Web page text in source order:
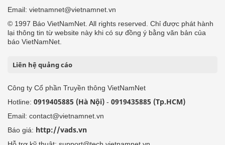
Email: vietnamnet@vietnamnet.vn
© 1997 Báo VietNamNet. All rights reserved. Chỉ được phát hành
lại thông tin từ website này khi có sự đồng ý bằng văn bản của
báo VietNamNet.
Liên hệ quảng cáo
Công ty Cổ phần Truyền thông VietNamNet
Hotline: 0919405885 (Hà Nội) - 0919435885 (Tp.HCM)
Email: contact@vietnamnet.vn
Báo giá: http://vads.vn